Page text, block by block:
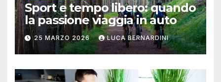
Sport e tempo libero: quando
la passione viaggia in auto
25 MARZO 2026 LUCA BERNARDINI